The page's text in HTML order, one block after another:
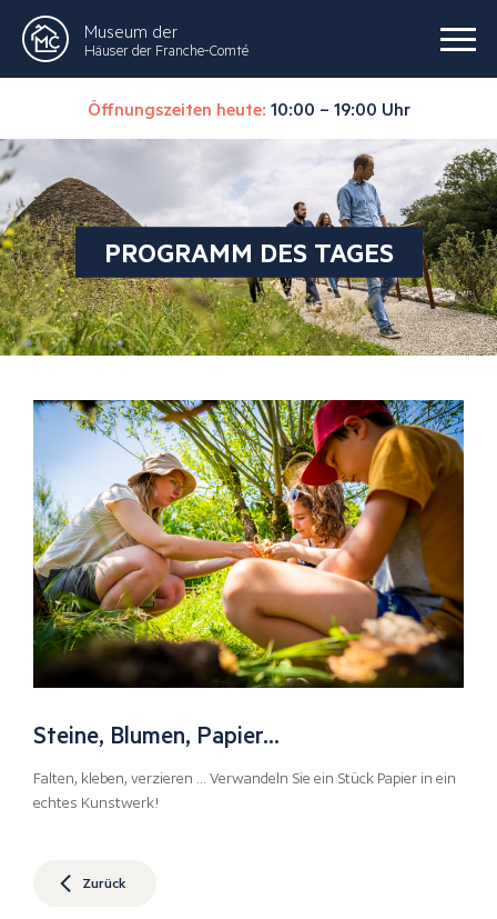
Museum der
Häuser der Franche-Comté
Öffnungszeiten heute: 10:00 – 19:00 Uhr
PROGRAMM DES TAGES
Steine, Blumen, Papier…
Falten, kleben, verzieren … Verwandeln Sie ein Stück Papier in ein
echtes Kunstwerk!
Zurück